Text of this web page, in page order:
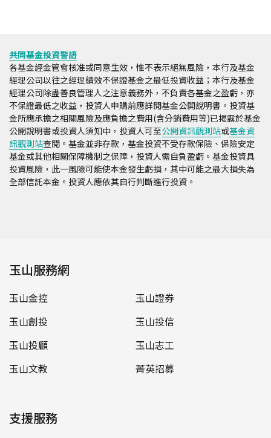
共同基金投資警語
各基金經金管會核准或同意生效，惟不表示絕無風險，本行及基金
經理公司以往之經理績效不保證基金之最低投資收益；本行及基金
經理公司除盡善良管理人之注意義務外，不負責各基金之盈虧，亦
不保證最低之收益，投資人申購前應詳閱基金公開說明書。投資基
金所應承擔之相關風險及應負擔之費用(含分銷費用等)已揭露於基金
公開說明書或投資人須知中，投資人可至公開資訊觀測站或基金資
訊觀測站查閱。基金並非存款，基金投資不受存款保險、保險安定
基金或其他相關保障機制之保障，投資人需自負盈虧。基金投資具
投資風險，此一風險可能使本金發生虧損，其中可能之最大損失為
全部信託本金。投資人應依其自行判斷進行投資。
玉山服務網
玉山金控
玉山證券
玉山創投
玉山投信
玉山投顧
玉山志工
玉山文教
菁英招募
支援服務